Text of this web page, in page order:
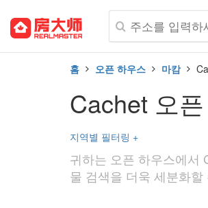
홈 오픈 하우스 마캄
Cachet 오
지역별 필터링 +
귀하는 오픈 하우스에서
물 검색을 더욱 세분화